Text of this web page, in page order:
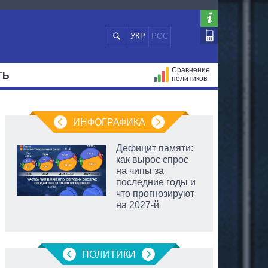
УКР РОС
Сравнение
политиков
ИНФОГРАФИКА
Дефицит памяти:
как вырос спрос
на чипы за
последние годы и
что прогнозируют
на 2027-й
ПОЛИТИКИ